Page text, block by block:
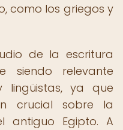
como los griegos y
de la escritura
siendo relevante
ya que
crucial sobre la
antiguo Egipto. A